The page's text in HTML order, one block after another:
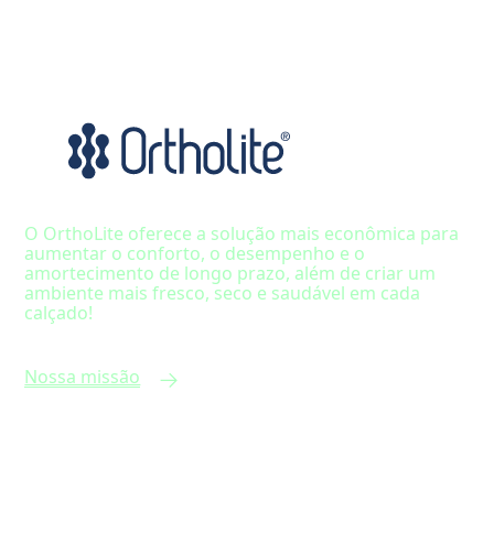
O OrthoLite oferece a solução mais econômica para
aumentar o conforto, o desempenho e o
amortecimento de longo prazo, além de criar um
ambiente mais fresco, seco e saudável em cada
calçado!
Nossa missão